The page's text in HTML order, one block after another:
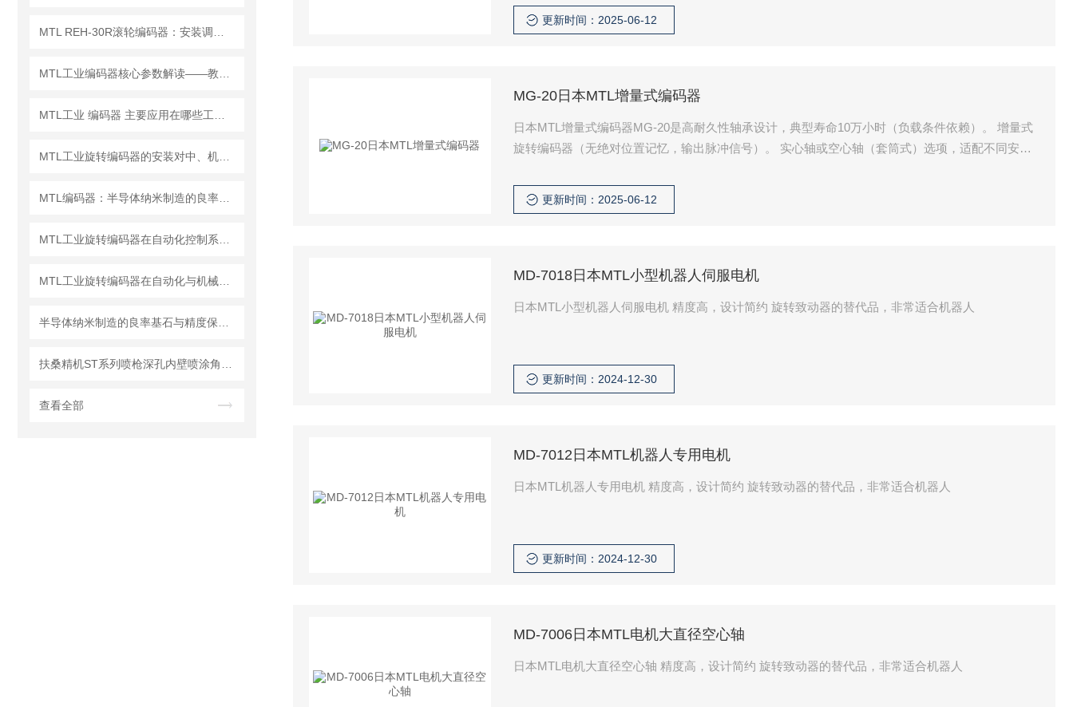
查看全部
更新时间：2025-06-12
MG-20日本MTL增量式编码器
日本MTL增量式编码器MG-20是高耐久性轴承设计，典型寿命10万小时（负载条件依赖）。 增量式
旋转编码器（无绝对位置记忆，输出脉冲信号）。 实心轴或空心轴（套筒式）选项，适配不同安装
更新时间：2025-06-12
MD-7018日本MTL小型机器人伺服电机
日本MTL小型机器人伺服电机 精度高，设计简约 旋转致动器的替代品，非常适合机器人
更新时间：2024-12-30
MD-7012日本MTL机器人专用电机
日本MTL机器人专用电机 精度高，设计简约 旋转致动器的替代品，非常适合机器人
更新时间：2024-12-30
MD-7006日本MTL电机大直径空心轴
日本MTL电机大直径空心轴 精度高，设计简约 旋转致动器的替代品，非常适合机器人